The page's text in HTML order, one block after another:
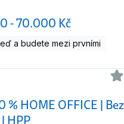
- 70.000 Kč
a budete mezi prvními
% HOME OFFICE | Bez
HPP